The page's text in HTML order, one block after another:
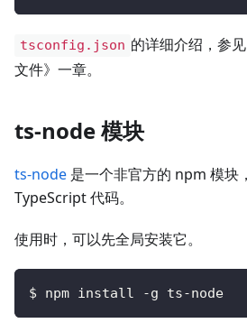
tsconfig.json 的详细介绍，参
文件》一章。
ts-node 模块
ts-node 是一个非官方的 npm 模块
TypeScript 代码。
使用时，可以先全局安装它。
$ npm install -g ts-node